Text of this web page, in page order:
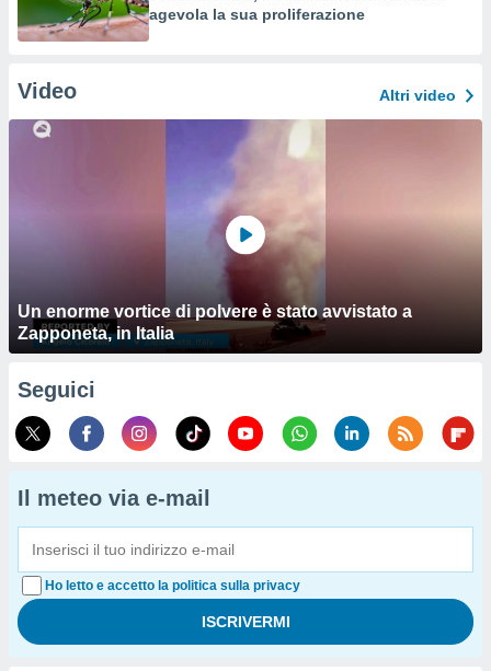
agevola la sua proliferazione
Video Altri video
Un enorme vortice di polvere è stato avvistato a
Zapponeta, in Italia
Seguici
Il meteo via e-mail
Ho letto e accetto la politica sulla privacy